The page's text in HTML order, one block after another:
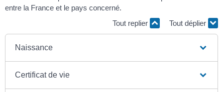
entre la France et le pays concerné.
Tout replier
Tout déplier
Naissance
Certificat de vie